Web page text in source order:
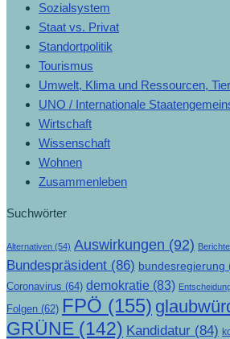
Sozialsystem
Staat vs. Privat
Standortpolitik
Tourismus
Umwelt, Klima und Ressourcen,
UNO / Internationale
Wirtschaft
Wissenschaft
Wohnen
Zusammenleben
Suchwörter
Alternativen (54) Auswirkungen (92)
Bundespräsident (86) bundesregierung
Coronavirus (64) demokratie (83)
Folgen (62) FPÖ (155)
GRÜNE (142) Kandidatur (84)